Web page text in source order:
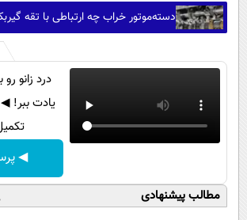
دسته‌موتور خراب چه ارتباطی با تقه
درد زانو
یادت ببر!
◀
مطالب پیشنهادی